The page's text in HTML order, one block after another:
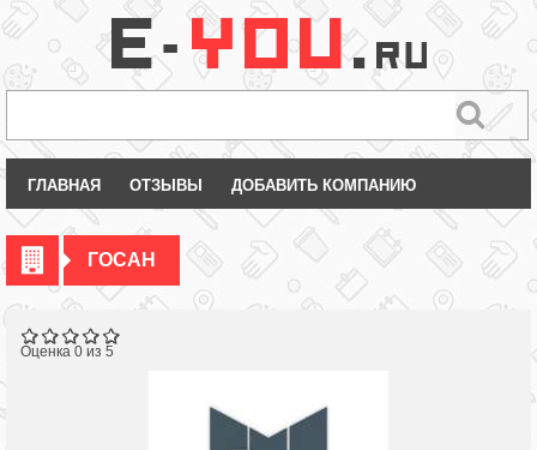
ГЛАВНАЯ ОТЗЫВЫ ДОБАВИТЬ КОМПАНИЮ
ГОСАН
Оценка 0 из 5